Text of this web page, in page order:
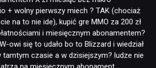
+ wolny pierwszy miech ? TAK (chociaż
na to nie ide), kupić gre MMO za 200 zł
i miesięcznym abonamentem?
owi się to udało bo to Blizzard i wiedział
tamtym czasie a w dzisiejszym? ludze nie